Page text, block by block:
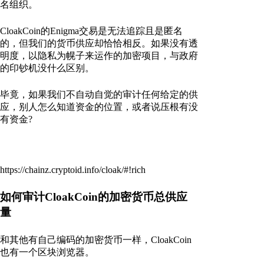
名组织。
CloakCoin的Enigma交易是无法追踪且是匿名
的，但我们的货币供应却恰恰相反。如果没有透
明度，以隐私为幌子来运作的加密项目，与政府
的印钞机没什么区别。
毕竟，如果我们不自动自觉的审计任何给定的供
应，别人怎么知道资金的位置，或者说压根有没
有资金?
https://chainz.cryptoid.info/cloak/#!rich
如何审计CloakCoin的加密货币总供应
量
和其他有自己编码的加密货币一样，CloakCoin
也有一个区块浏览器。